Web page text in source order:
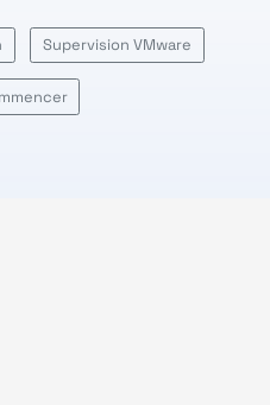
Supervision VMware